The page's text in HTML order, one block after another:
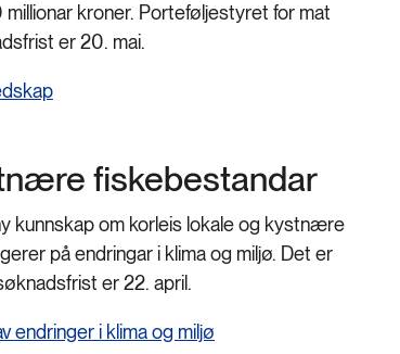
kroner. Porteføljestyret for mat
er 20. mai.
fiskebestandar
kunnskap om korleis lokale og kystnære
på endringar i klima og miljø. Det er
er 22. april.
endringer i klima og miljø